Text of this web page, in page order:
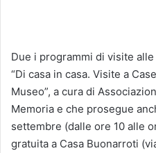
Due i programmi di visite
“Di casa in casa. Visite a
Museo”, a cura di
Memoria e che prosegue
settembre (dalle ore 10 alle
gratuita a Casa Buonarroti